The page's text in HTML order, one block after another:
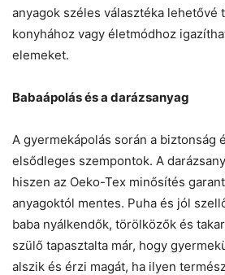
anyagok széles választéka lehetővé
konyhához vagy életmódhoz
elemeket.
Babaápolás és a darázsanyag
A gyermekápolás során a biztonság
elsődleges szempontok. A
hiszen az Oeko-Tex minősítés
anyagoktól mentes. Puha és jól
baba nyálkendők, törölközők és
szülő tapasztalta már, hogy
alszik és érzi magát, ha ilyen